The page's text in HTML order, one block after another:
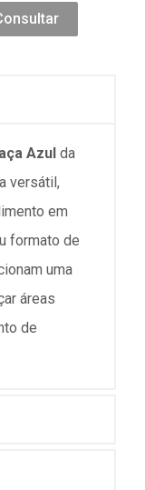
Azul da
versátil,
em
formato de
uma
áreas
de